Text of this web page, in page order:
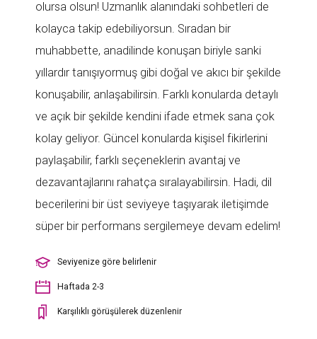
olursa olsun! Uzmanlık alanındaki sohbetleri de
kolayca takip edebiliyorsun. Sıradan bir
muhabbette, anadilinde konuşan biriyle sanki
yıllardır tanışıyormuş gibi doğal ve akıcı bir şekilde
konuşabilir, anlaşabilirsin. Farklı konularda detaylı
ve açık bir şekilde kendini ifade etmek sana çok
kolay geliyor. Güncel konularda kişisel fikirlerini
paylaşabilir, farklı seçeneklerin avantaj ve
dezavantajlarını rahatça sıralayabilirsin. Hadi, dil
becerilerini bir üst seviyeye taşıyarak iletişimde
süper bir performans sergilemeye devam edelim!
Seviyenize göre belirlenir
Haftada 2-3
Karşılıklı görüşülerek düzenlenir